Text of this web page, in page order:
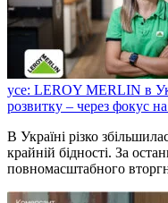
усе: LEROY MERLIN в
розвитку – через фокус на
В Україні різко
крайній бідності. За
повномасштабного